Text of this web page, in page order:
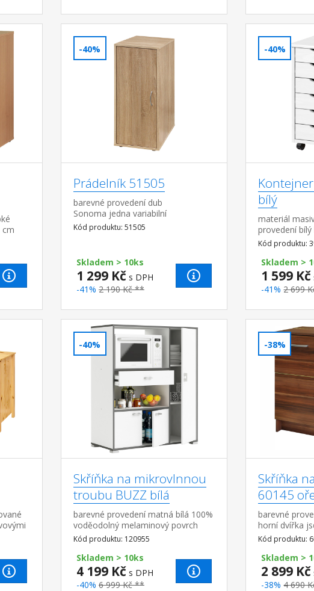
cm
-40%
Prádelník 51505
barevné provedení dub
Sonoma jedna variabilní
police montáž dvířek možná na
levou i pravou stranu
Kód produktu: 51505
Skladem > 10ks
1 299 Kč s DPH
-41% 2 190 Kč **
-40%
bílý
materiál
provedení
pojízdný na
rozměr
6 cm
Kód produktu:
Skladem >
1 599 Kč
-41% 2 699
-40%
Skříňka na mikrovlnnou
troubu BUZZ bílá
barevné provedení matná bílá 100%
voděodolný melaminový povrch
jedna zásuvka s kovovými pojezdy,
rozměr zásuvky (š/h/v) 52 × 33 × 7
cm prostor pro mik...
Kód produktu: 120955
Skladem > 10ks
4 199 Kč s DPH
-40% 6 999 Kč **
-38%
Skříňka
60145
barevné
horní dvířka
Kód produktu:
Skladem >
2 899 Kč
-38% 4 690